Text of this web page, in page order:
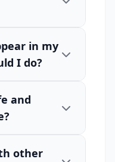
in my
I do?
and
other